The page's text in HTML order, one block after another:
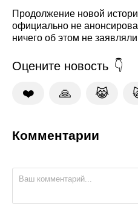
Продолжение новой
официально не
ничего об этом не
Оцените новость
❤️ 🙏 😹
Комментарии